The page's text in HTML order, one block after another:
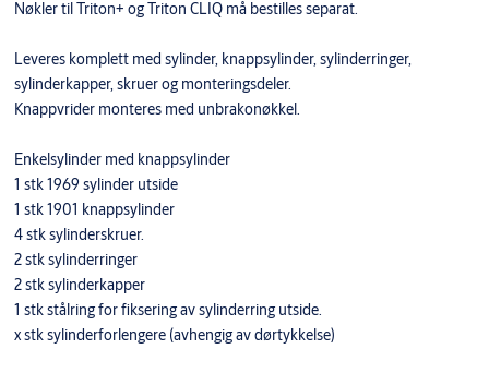
Nøkler til Triton+ og Triton CLIQ må bestilles separat.
Leveres komplett med sylinder, knappsylinder, sylinderringer,
sylinderkapper, skruer og monteringsdeler.
Knappvrider monteres med unbrakonøkkel.
Enkelsylinder med knappsylinder
1 stk 1969 sylinder utside
1 stk 1901 knappsylinder
4 stk sylinderskruer.
2 stk sylinderringer
2 stk sylinderkapper
1 stk stålring for fiksering av sylinderring utside.
x stk sylinderforlengere (avhengig av dørtykkelse)